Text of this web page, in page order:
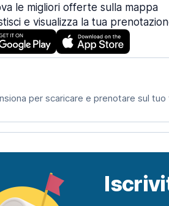
le migliori offerte sulla mappa
e visualizza la tua
per scaricare e prenotare sul